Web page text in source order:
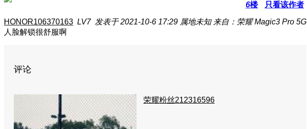
6楼 只看该作者
HONOR106370163 LV7 发表于 2021-10-6 17:29 属地未知 来自：荣耀 Magic3 Pro 5G
人脸解锁很舒服啊
评论
荣耀粉丝212316596